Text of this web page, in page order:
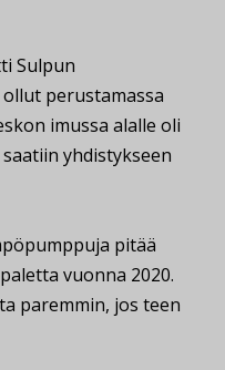
Sulpun
perustamassa
imussa alalle oli
yhdistykseen
pitää
vuonna 2020.
paremmin, jos teen